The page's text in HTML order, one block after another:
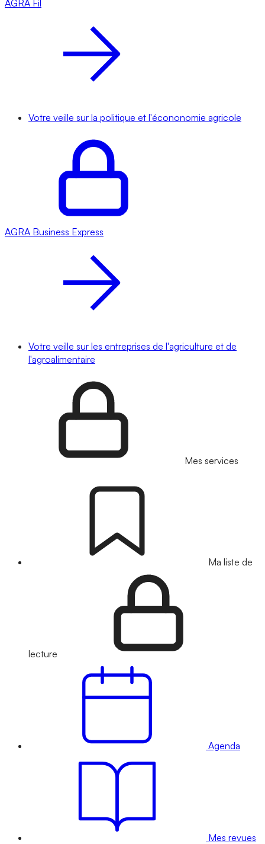
AGRA Fil
Votre veille sur la politique et l'écononomie agricole
AGRA Business Express
Votre veille sur les entreprises de l'agriculture et de
l'agroalimentaire
Mes services
Ma liste de
lecture
Agenda
Mes revues